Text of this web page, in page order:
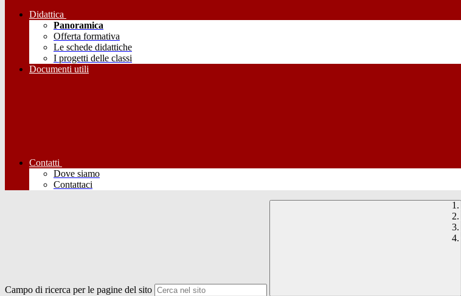
Didattica
Panoramica
Offerta formativa
Le schede didattiche
I progetti delle classi
Documenti utili
Contatti
Dove siamo
Contattaci
Campo di ricerca per le pagine del sito